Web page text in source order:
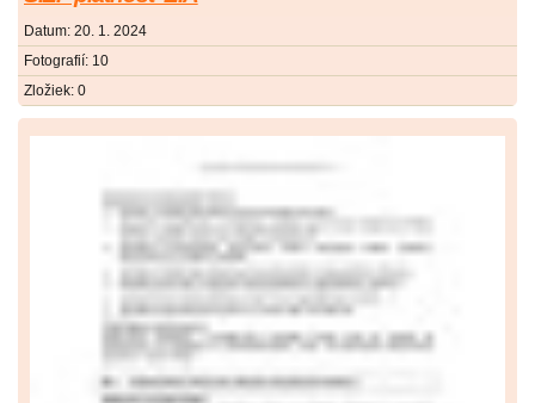
Datum: 20. 1. 2024
Fotografií: 10
Zložiek: 0